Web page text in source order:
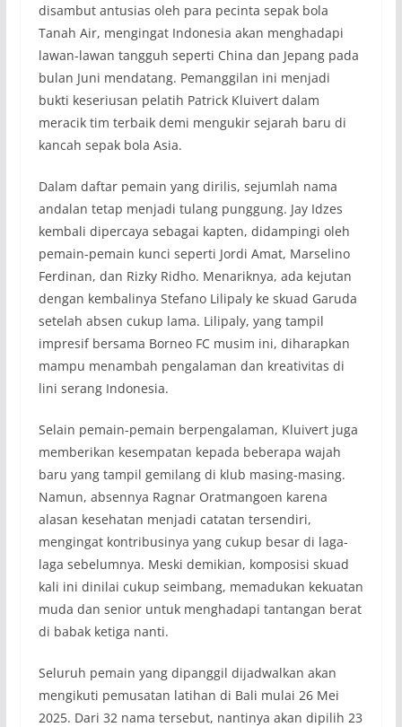
disambut antusias oleh para pecinta sepak bola
Tanah Air, mengingat Indonesia akan menghadapi
lawan-lawan tangguh seperti China dan Jepang pada
bulan Juni mendatang. Pemanggilan ini menjadi
bukti keseriusan pelatih Patrick Kluivert dalam
meracik tim terbaik demi mengukir sejarah baru di
kancah sepak bola Asia.
Dalam daftar pemain yang dirilis, sejumlah nama
andalan tetap menjadi tulang punggung. Jay Idzes
kembali dipercaya sebagai kapten, didampingi oleh
pemain-pemain kunci seperti Jordi Amat, Marselino
Ferdinan, dan Rizky Ridho. Menariknya, ada kejutan
dengan kembalinya Stefano Lilipaly ke skuad Garuda
setelah absen cukup lama. Lilipaly, yang tampil
impresif bersama Borneo FC musim ini, diharapkan
mampu menambah pengalaman dan kreativitas di
lini serang Indonesia.
Selain pemain-pemain berpengalaman, Kluivert juga
memberikan kesempatan kepada beberapa wajah
baru yang tampil gemilang di klub masing-masing.
Namun, absennya Ragnar Oratmangoen karena
alasan kesehatan menjadi catatan tersendiri,
mengingat kontribusinya yang cukup besar di laga-
laga sebelumnya. Meski demikian, komposisi skuad
kali ini dinilai cukup seimbang, memadukan kekuatan
muda dan senior untuk menghadapi tantangan berat
di babak ketiga nanti.
Seluruh pemain yang dipanggil dijadwalkan akan
mengikuti pemusatan latihan di Bali mulai 26 Mei
2025. Dari 32 nama tersebut, nantinya akan dipilih 23